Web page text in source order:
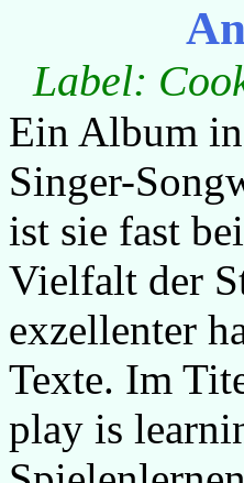
Label:
Ein Album
Singer-
ist sie fast
Vielfalt der
exzellenter
Texte. Im
play is